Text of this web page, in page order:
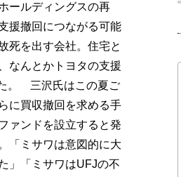
ールディングスの再
援撤回につながる可能
死を出す会社。住宅と
なんとかトヨタの支援
。 三沢氏はこの夏ご
に買収撤回を求める手
ァンドを設立すると発
「ミサワは意図的に大
」「ミサワはUFJの不